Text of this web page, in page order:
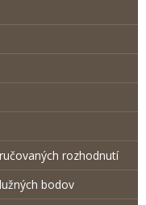
rozhodnutí
bodov